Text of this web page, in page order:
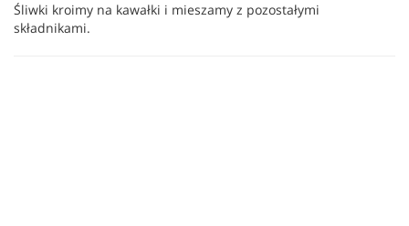
Śliwki kroimy na kawałki i mieszamy z pozostałymi
składnikami.